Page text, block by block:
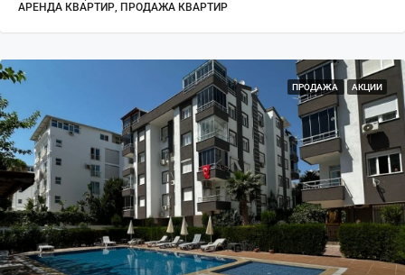
АРЕНДА КВАРТИР, ПРОДАЖА КВАРТИР
ПРОДАЖА АКЦИИ